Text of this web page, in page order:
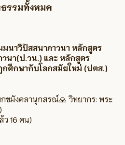
รรมทั้งหมด
นาวิปัสสนาภาวนา หลักสูตร
นา(ป.วน.) และ หลักสูตร
ศึกษากับโลกสมัยใหม่ (ปตส.)
ขมังคลานุกสรณ์🙏 วิทยากร: พระ
ว 16 คน)